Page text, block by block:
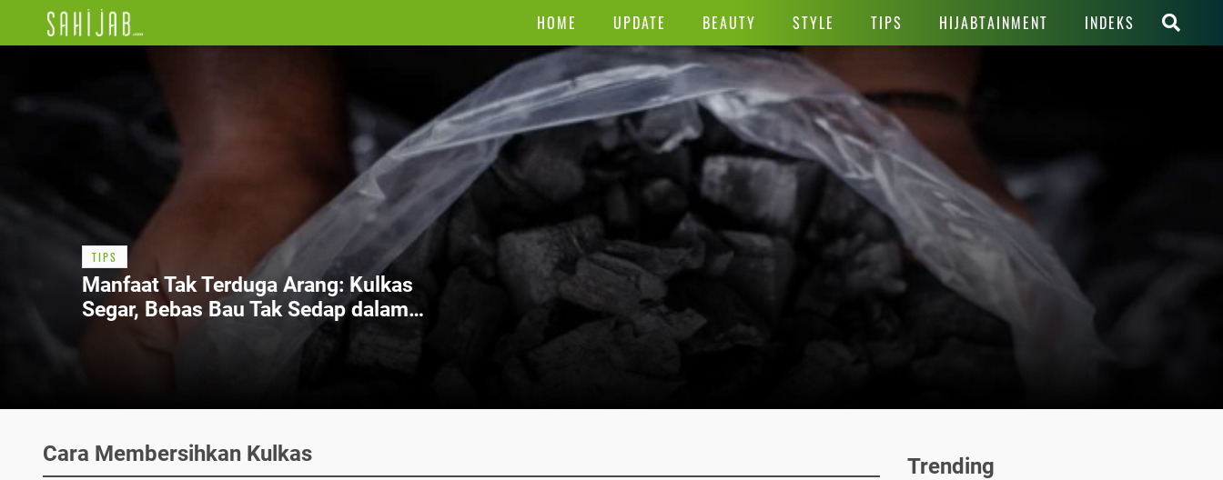
HOME UPDATE BEAUTY STYLE TIPS HIJABTAINMENT INDEKS
TIPS
Manfaat Tak Terduga Arang: Kulkas
Segar, Bebas Bau Tak Sedap dalam
Cara Membersihkan Kulkas Trending